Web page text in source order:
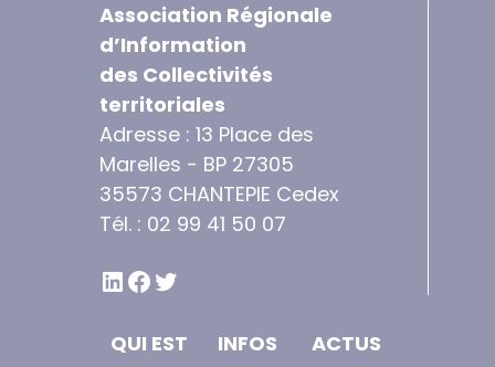
Association Régionale
d’Information
des Collectivités
territoriales
Adresse : 13 Place des
Marelles - BP 27305
35573 CHANTEPIE Cedex
Tél. : 02 99 41 50 07
LINKEDIN
FACEBOOK
TWITTER
QUI EST
INFOS
ACTUS